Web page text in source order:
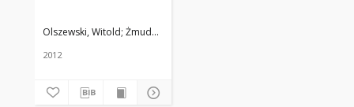
Olszewski, Witold Żmuda, Ryszard. Red. nacz.
2012